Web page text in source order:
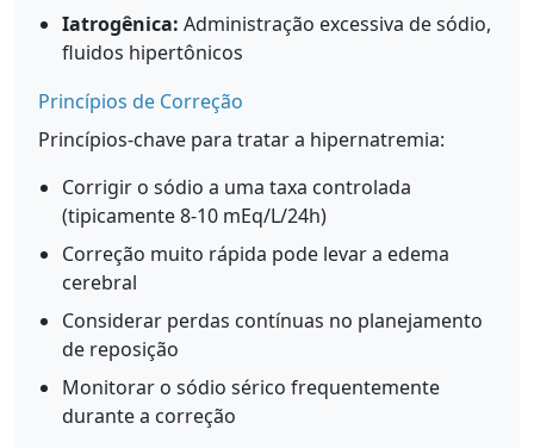
Iatrogênica: Administração excessiva de sódio,
fluidos hipertônicos
Princípios de Correção
Princípios-chave para tratar a hipernatremia:
Corrigir o sódio a uma taxa controlada
(tipicamente 8-10 mEq/L/24h)
Correção muito rápida pode levar a edema
cerebral
Considerar perdas contínuas no planejamento
de reposição
Monitorar o sódio sérico frequentemente
durante a correção